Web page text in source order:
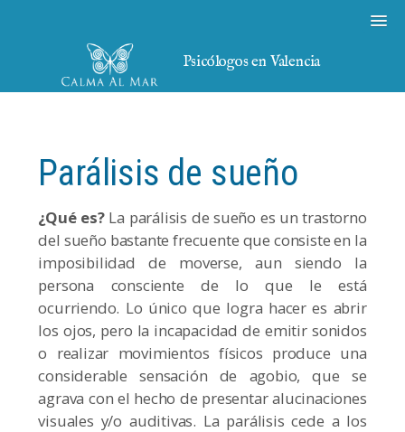
Psicólogos en Valencia
Parálisis de sueño
¿Qué es?La parálisis de sueño es un trastorno
del sueño bastante frecuente que consiste en la
imposibilidad de moverse, aun siendo la
persona consciente de lo que le está
ocurriendo. Lo único que logra hacer es abrir
los ojos, pero la incapacidad de emitir sonidos
o realizar movimientos físicos produce una
considerable sensación de agobio, que se
agrava con el hecho de presentar alucinaciones
visuales y/o auditivas. La parálisis cede a los